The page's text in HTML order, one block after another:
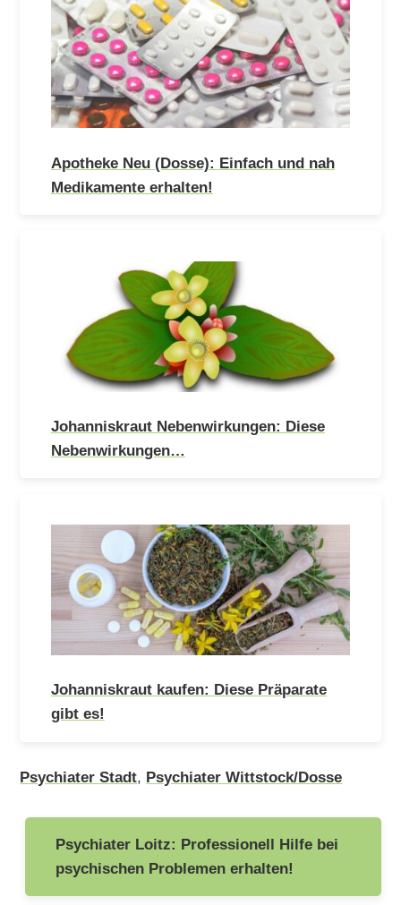
Apotheke Neu (Dosse): Einfach und nah
Medikamente erhalten!
Johanniskraut Nebenwirkungen: Diese
Nebenwirkungen…
Johanniskraut kaufen: Diese Präparate
gibt es!
Psychiater Stadt, Psychiater Wittstock/Dosse
Beitragsnavigation
Psychiater Loitz: Professionell Hilfe bei
psychischen Problemen erhalten!